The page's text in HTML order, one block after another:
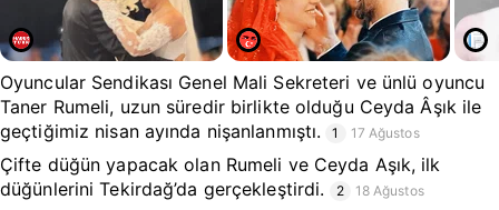
Oyuncular Sendikası Genel Mali Sekreteri ve ünlü oyuncu
Taner Rumeli, uzun süredir birlikte olduğu Ceyda Âşık ile
geçtiğimiz nisan ayında nişanlanmıştı.
1 17 Ağustos
Çifte düğün yapacak olan Rumeli ve Ceyda Aşık, ilk
düğünlerini Tekirdağ’da gerçekleştirdi.
2 18 Ağustos